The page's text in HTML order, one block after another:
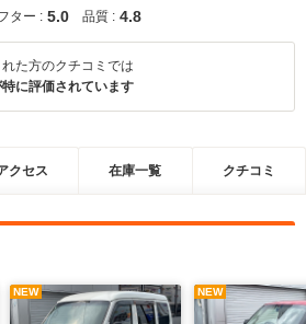
ター : 5.0 品質 : 4.8
た方のクチコミでは
特に評価されています
クセス 在庫一覧 クチコミ
NEW NEW